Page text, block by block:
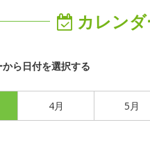
カレン
ら日付を選択する
4月 5月